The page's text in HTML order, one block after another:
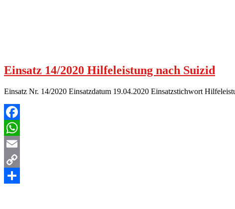
Einsatz 14/2020 Hilfeleistung nach Suizid
Einsatz Nr. 14/2020 Einsatzdatum 19.04.2020 Einsatzstichwort
Facebook
WhatsApp
Email
Copy